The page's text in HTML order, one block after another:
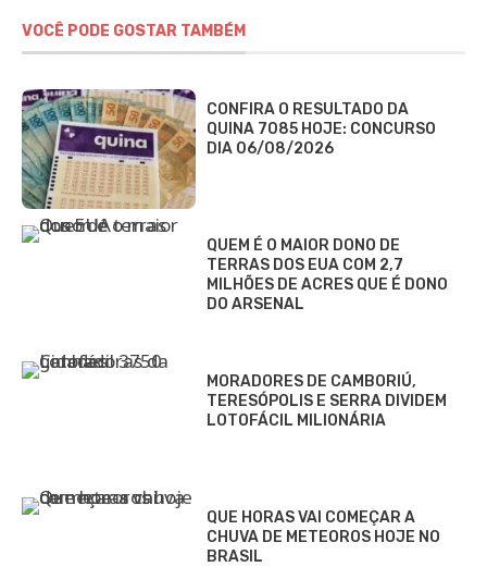
VOCÊ PODE GOSTAR TAMBÉM
CONFIRA O RESULTADO DA
QUINA 7085 HOJE: CONCURSO
DIA 06/08/2026
QUEM É O MAIOR DONO DE
TERRAS DOS EUA COM 2,7
MILHÕES DE ACRES QUE É DONO
DO ARSENAL
MORADORES DE CAMBORIÚ,
TERESÓPOLIS E SERRA DIVIDEM
LOTOFÁCIL MILIONÁRIA
QUE HORAS VAI COMEÇAR A
CHUVA DE METEOROS HOJE NO
BRASIL